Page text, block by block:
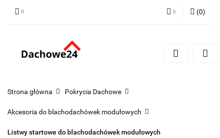
Zarejestruj się
(0)
Strona główna Pokrycia Dachowe
Akcesoria do blachodachówek modułowych
Listwy startowe do blachodachówek modułowych